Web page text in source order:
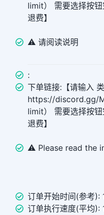
limit） 需要选择按
退费】
⚠️ 请阅读说明
:
下单链接:【请输入
https://discord.gg/
limit） 需要选择按
退费】
⚠️ Please read the
订单开始时间(参考):
订单执行速度(平均